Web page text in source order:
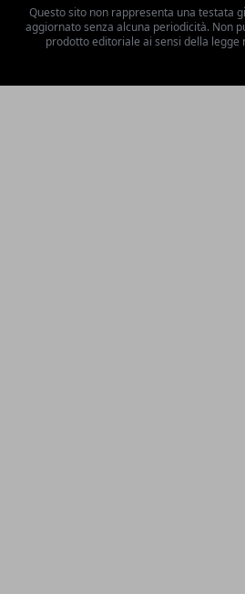
Questo sito non rappresenta una testata
aggiornato senza alcuna periodicità. Non
prodotto editoriale ai sensi della legge